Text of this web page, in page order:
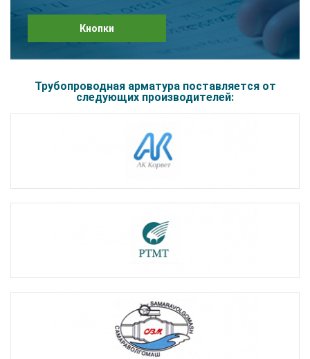
Кнопки
Трубопроводная арматура поставляется от
следующих производителей: